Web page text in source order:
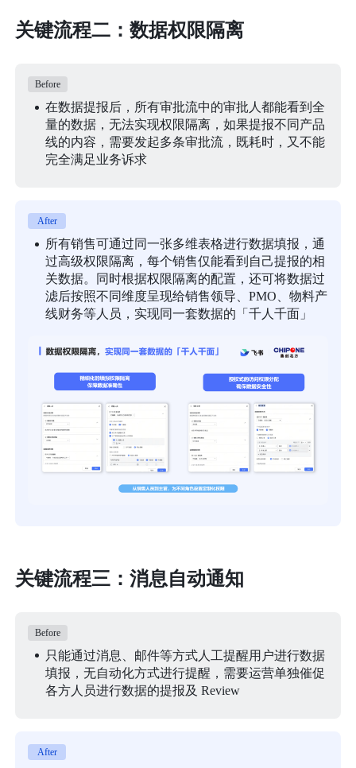
关键流程二：数据权限隔离
Before
在数据提报后，所有审批流中的审批人都能看到全
量的数据，无法实现权限隔离，如果提报不同产品
线的内容，需要发起多条审批流，既耗时，又不能
完全满足业务诉求
After
所有销售可通过同一张多维表格进行数据填报，通
过高级权限隔离，每个销售仅能看到自己提报的相
关数据。同时根据权限隔离的配置，还可将数据过
滤后按照不同维度呈现给销售领导、PMO、物料产
线财务等人员，实现同一套数据的「千人千面」
关键流程三：消息自动通知
Before
只能通过消息、邮件等方式人工提醒用户进行数据
填报，无自动化方式进行提醒，需要运营单独催促
各方人员进行数据的提报及 Review
After